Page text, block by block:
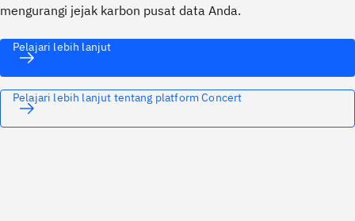
mengurangi jejak karbon pusat data Anda.
Pelajari lebih lanjut
Pelajari lebih lanjut tentang platform Concert